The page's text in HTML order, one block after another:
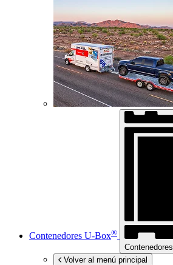
Contenedores U-Box®
Contenedores
Volver al menú principal